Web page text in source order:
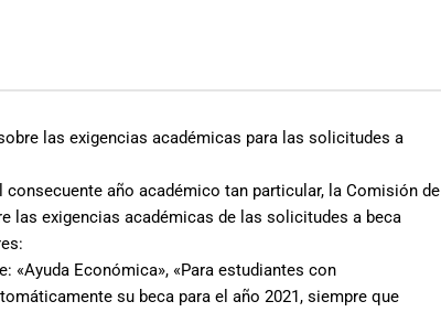
las exigencias académicas para las solicitudes a
año académico tan particular, la Comisión de
las exigencias académicas de las solicitudes a beca
«Ayuda Económica», «Para estudiantes con
su beca para el año 2021, siempre que